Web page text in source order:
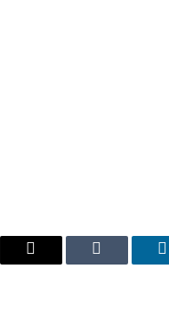
لينكدإن Tumblr
البريد